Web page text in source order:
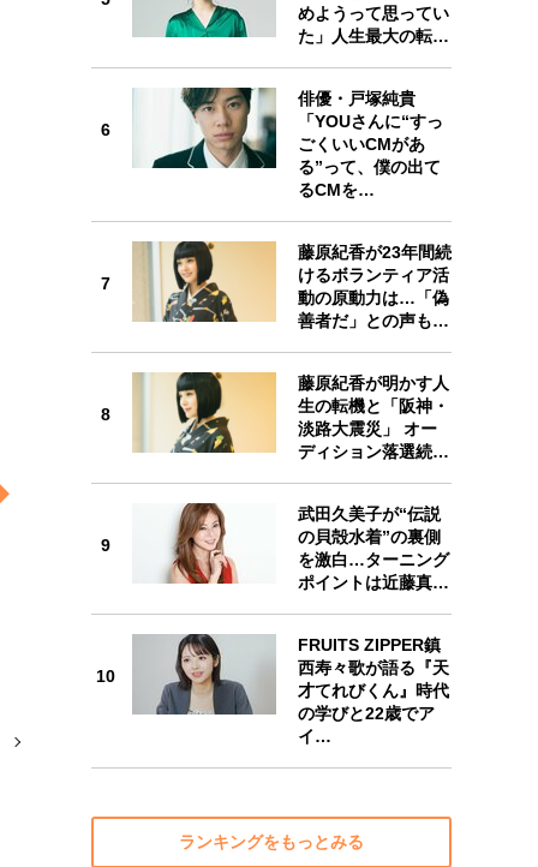
めようって思ってい
た」人生最大の転…
6
俳優・戸塚純貴
「YOUさんに“すっ
ごくいいCMがあ
る”って、僕の出て
るCMを…
7
藤原紀香が23年間続
けるボランティア活
動の原動力は…「偽
善者だ」との声も…
8
藤原紀香が明かす人
生の転機と「阪神・
淡路大震災」 オー
ディション落選続…
9
武田久美子が“伝説
の貝殻水着”の裏側
を激白…ターニング
ポイントは近藤真…
10
FRUITS ZIPPER鎮
西寿々歌が語る『天
才てれびくん』時代
の学びと22歳でア
イ…
ランキングをもっとみる